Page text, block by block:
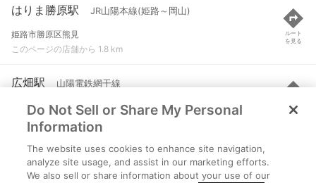
はりま勝原駅 JR山陽本線(姫路～岡山)
姫路市勝原区熊見
このページの店舗から 1.8 km
ルート
を見る
広畑駅 山陽電鉄網干線
姫路市広畑区高浜町１
このページの店舗から 1.8 km
ルート
を見る
山陽網干駅 山陽電鉄網干線
姫路市網干区垣内中町１２-５
Do Not Sell or Share My Personal
Information
The website uses cookies to enhance site navigation,
analyze site usage, and assist in our marketing efforts.
We also sell or share information about your use of our